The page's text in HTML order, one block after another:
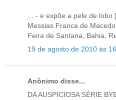
... - e expõe a pele de lobo
Messias Franca de Macedo
Feira de Santana, Bahia,
19 de agosto de 2010 às
Anônimo disse...
DA AUSPICIOSA SÉRIE